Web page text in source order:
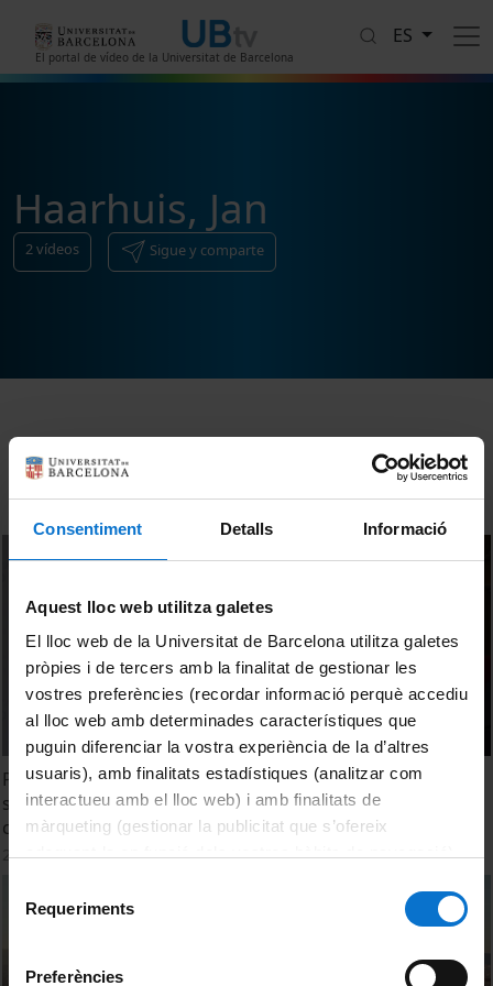
Consentiment Detalls Informació
Aquest lloc web utilitza galetes
El lloc web de la Universitat de Barcelona utilitza galetes
pròpies i de tercers amb la finalitat de gestionar les
vostres preferències (recordar informació perquè accediu
al lloc web amb determinades característiques que
puguin diferenciar la vostra experiència de la d’altres
usuaris), amb finalitats estadístiques (analitzar com
interactueu amb el lloc web) i amb finalitats de
màrqueting (gestionar la publicitat que s’ofereix
consultar laPolítica de galetes del lloc web de la
Requeriments
Preferències
El portal de vídeo de la Universitat de Barcelona
ES
Haarhuis, Jan
2vídeos Sigue y comparte
Ordenar
Plenary 1: Building a new European university from
scratch: implementation process, commitments, and
cross sectoral reforms
22 Diciembre, 2022